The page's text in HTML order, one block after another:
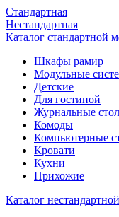
Стандартная
Нестандартная
Каталог стандартной
Шкафы рамир
Модульные
Детские
Для гостиной
Журнальные
Комоды
Компьютерные
Кровати
Кухни
Прихожие
Каталог